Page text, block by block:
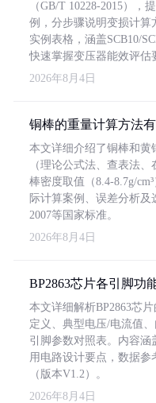
（GB/T 10228-2015），
例，分步骤说明变损计算
实例表格，涵盖SCB10/
快速掌握变压器能效评估
2026年8月4日
铜棒的重量计算方法
本文详细介绍了铜棒和黄
（理论公式法、查表法
棒密度取值（8.4-8.7g/
际计算案例、误差分析及
2007等国家标准。
2026年8月4日
BP2863芯片各引脚功
本文详细解析BP2863芯
定义、典型电压/电流值
引脚参数对照表。内容涵
用电路设计要点，数据参
（版本V1.2）。
2026年8月4日